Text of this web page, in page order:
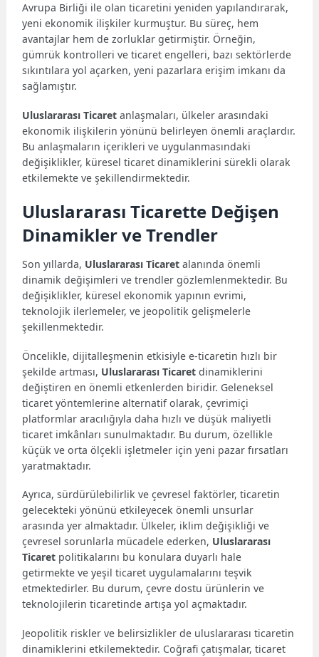
Avrupa Birliği ile olan ticaretini yeniden yapılandırarak,
yeni ekonomik ilişkiler kurmuştur. Bu süreç, hem
avantajlar hem de zorluklar getirmiştir. Örneğin,
gümrük kontrolleri ve ticaret engelleri, bazı sektörlerde
sıkıntılara yol açarken, yeni pazarlara erişim imkanı da
sağlamıştır.
Uluslararası Ticaret anlaşmaları, ülkeler arasındaki
ekonomik ilişkilerin yönünü belirleyen önemli araçlardır.
Bu anlaşmaların içerikleri ve uygulanmasındaki
değişiklikler, küresel ticaret dinamiklerini sürekli olarak
etkilemekte ve şekillendirmektedir.
Uluslararası Ticarette Değişen
Dinamikler ve Trendler
Son yıllarda, Uluslararası Ticaret alanında önemli
dinamik değişimleri ve trendler gözlemlenmektedir. Bu
değişiklikler, küresel ekonomik yapının evrimi,
teknolojik ilerlemeler, ve jeopolitik gelişmelerle
şekillenmektedir.
Öncelikle, dijitalleşmenin etkisiyle e-ticaretin hızlı bir
şekilde artması, Uluslararası Ticaret dinamiklerini
değiştiren en önemli etkenlerden biridir. Geleneksel
ticaret yöntemlerine alternatif olarak, çevrimiçi
platformlar aracılığıyla daha hızlı ve düşük maliyetli
ticaret imkânları sunulmaktadır. Bu durum, özellikle
küçük ve orta ölçekli işletmeler için yeni pazar fırsatları
yaratmaktadır.
Ayrıca, sürdürülebilirlik ve çevresel faktörler, ticaretin
gelecekteki yönünü etkileyecek önemli unsurlar
arasında yer almaktadır. Ülkeler, iklim değişikliği ve
çevresel sorunlarla mücadele ederken, Uluslararası
Ticaret politikalarını bu konulara duyarlı hale
getirmekte ve yeşil ticaret uygulamalarını teşvik
etmektedirler. Bu durum, çevre dostu ürünlerin ve
teknolojilerin ticaretinde artışa yol açmaktadır.
Jeopolitik riskler ve belirsizlikler de uluslararası ticaretin
dinamiklerini etkilemektedir. Coğrafi çatışmalar, ticaret